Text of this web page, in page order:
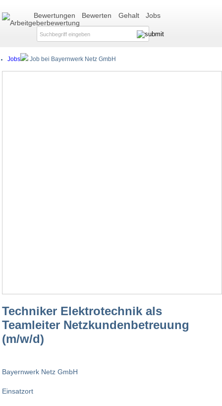
Bewertungen Bewerten Gehalt Jobs
Jobs Job bei Bayernwerk Netz GmbH
Techniker Elektrotechnik als
Teamleiter Netzkundenbetreuung
(m/w/d)
Bayernwerk Netz GmbH
Einsatzort